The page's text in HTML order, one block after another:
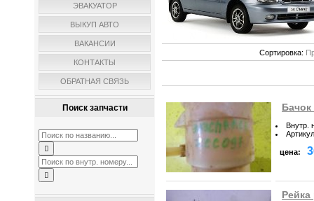
ЭВАКУАТОР
ВЫКУП АВТО
ВАКАНСИИ
КОНТАКТЫ
ОБРАТНАЯ СВЯЗЬ
Поиск запчасти
Сортировка:
Внутр.
Артикул
цена: